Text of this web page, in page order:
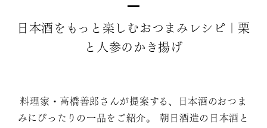
日本酒をもっと楽しむおつまみレシピ｜栗
と人参のかき揚げ
料理家・高橋善郎さんが提案する、日本酒のおつま
みにぴったりの一品をご紹介。 朝日酒造の日本酒と